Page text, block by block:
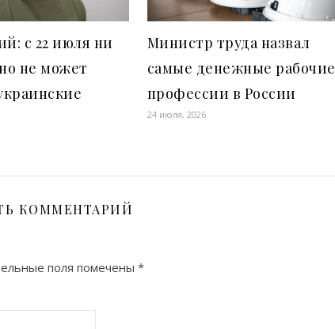
с 22 июля ни
не может
Министр труда назвал
самые денежные рабочие
профессии в России
24 июля, 2026
КОММЕНТАРИЙ
поля помечены *